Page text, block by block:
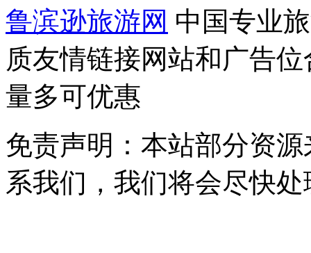
鲁滨逊旅游网 中国专业
质友情链接网站和广告
量多可优惠
免责声明：本站部分资
系我们，我们将会尽快